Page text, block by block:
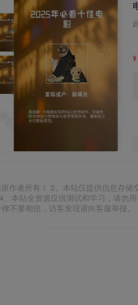
¥
作者所有！ 2、本站仅提供信息存
本站全资源仅供测试和学习，请勿
不要相信，访客发现请向客服举报